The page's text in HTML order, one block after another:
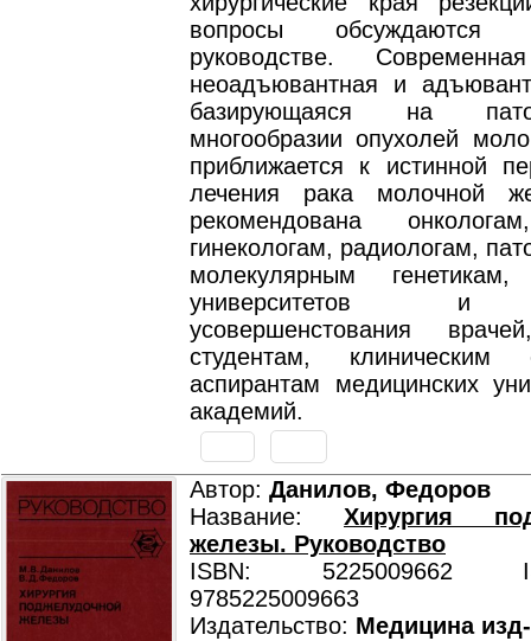
вопросы
руководстве.
неоадъювантная и
базирующаяся на
многообразии опухолей
приближается к истинной
лечения рака молочной
рекомендована
гинекологам, радиологам,
молекулярным
университетов и
усовершенстования
студентам, клиническим
аспирантам медицинских
академий.
Автор: Данилов, Федоров
Название: Хирургия
железы. Руководство
ISBN: 5225009662
9785225009663
Издательство: Медицина